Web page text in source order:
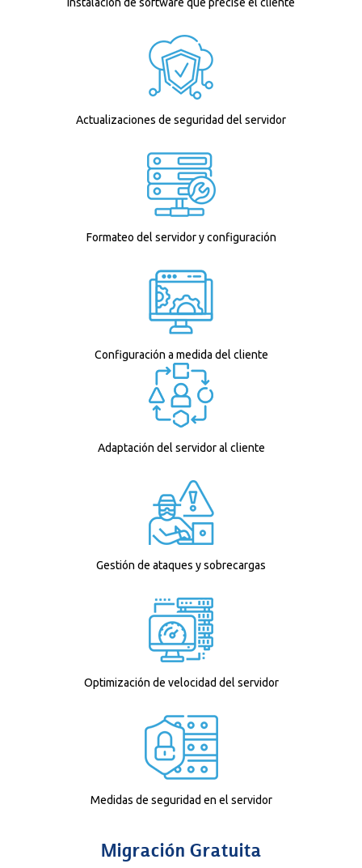
Actualizaciones de seguridad del servidor
Formateo del servidor y configuración
Configuración a medida del cliente
Adaptación del servidor al cliente
Gestión de ataques y sobrecargas
Optimización de velocidad del servidor
Medidas de seguridad en el servidor
Migración Gratuita